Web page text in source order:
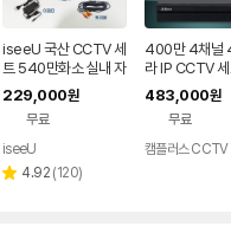
iseeU 국산 CCTV 세
트 540만화소 실내 자
가설치 세트
229,000원
무료
iseeU
별 4.92 리
(120)
400만 4채널
라 IP CCTV
D미포함)
483,000원
무료
캠플러스 CCTV